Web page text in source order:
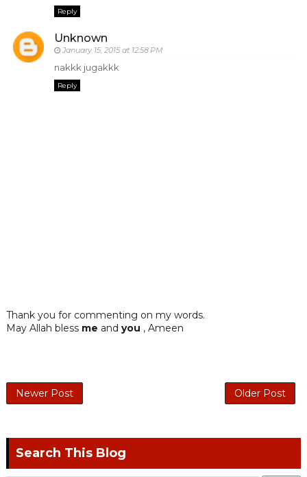
Reply
Unknown
January 15, 2015 at 12:58 PM
nakkk jugakkk
Reply
Thank you for commenting on my words.
May Allah bless me and you , Ameen
Newer Post Older Post
Search This Blog